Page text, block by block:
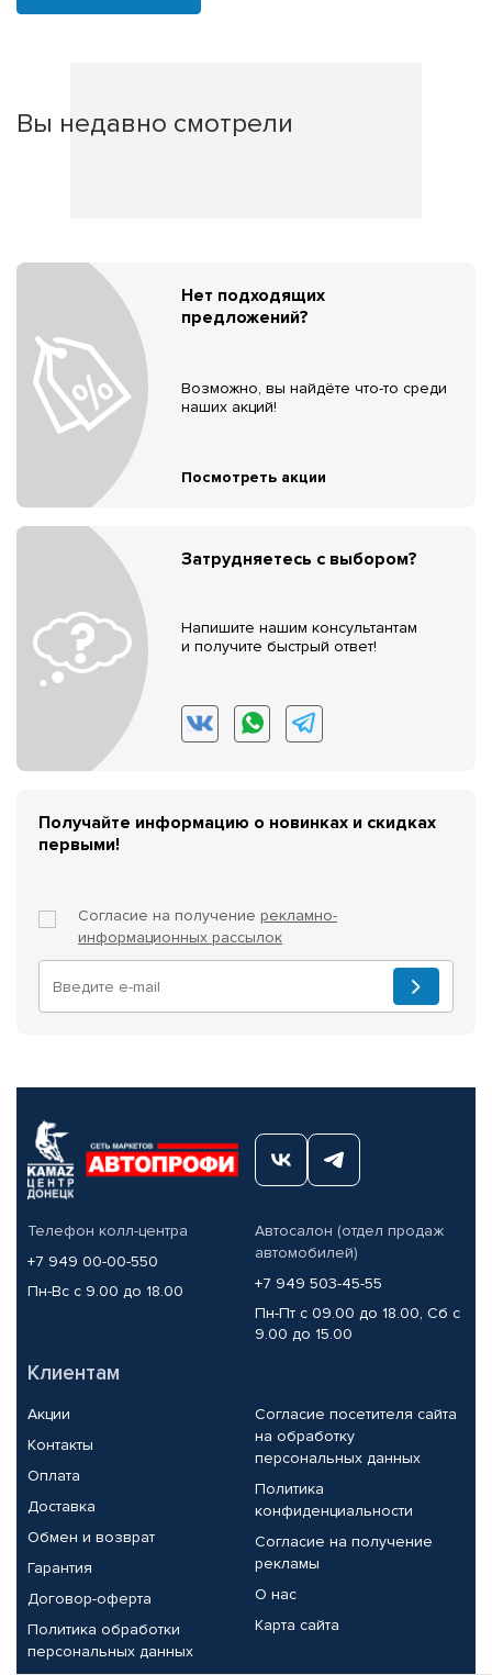
Вы недавно смотрели
Нет подходящих
предложений?
Возможно, вы найдёте что-то среди
наших акций!
Посмотреть акции
Затрудняетесь с выбором?
Напишите нашим консультантам
и получите быстрый ответ!
Получайте информацию о новинках и скидках
первыми!
Согласие на получение рекламно-
информационных рассылок
Телефон колл-центра
+7 949 00-00-550
Пн-Вс с 9.00 до 18.00
Автосалон (отдел продаж
автомобилей)
+7 949 503-45-55
Пн-Пт с 09.00 до 18.00, Сб с
9.00 до 15.00
Клиентам
Акции
Контакты
Оплата
Доставка
Обмен и возврат
Гарантия
Договор-оферта
Политика обработки
персональных данных
Согласие посетителя сайта
на обработку
персональных данных
Политика
конфиденциальности
Согласие на получение
рекламы
О нас
Карта сайта